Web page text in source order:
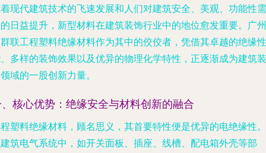
现代建筑技术的飞速发展和人们对建筑安全、美观、功能性需
日益提升，新型材料在建筑装饰行业中的地位愈发重要。广州
联工程塑料绝缘材料作为其中的佼佼者，凭借其卓越的绝缘性
多样的装饰效果以及优异的物理化学特性，正逐渐成为建筑装
域的一股创新力量。
核心优势：绝缘安全与材料创新的融合
塑料绝缘材料，顾名思义，其首要特性便是优异的电绝缘性。
筑电气系统中，如开关面板、插座、线槽、配电箱外壳等部